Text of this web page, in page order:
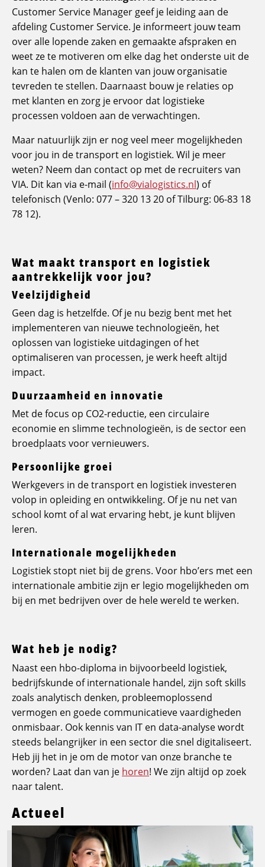
Customer Service Manager geef je leiding aan de
afdeling Customer Service. Je informeert jouw team
over alle lopende zaken en gemaakte afspraken en
weet ze te motiveren om elke dag het onderste uit de
kan te halen om de klanten van jouw organisatie
tevreden te stellen. Daarnaast bouw je relaties op
met klanten en zorg je ervoor dat logistieke
processen voldoen aan de verwachtingen.
Maar natuurlijk zijn er nog veel meer mogelijkheden
voor jou in de transport en logistiek. Wil je meer
weten? Neem dan contact op met de recruiters van
VIA. Dit kan via e-mail (info@vialogistics.nl) of
telefonisch (Venlo: 077 – 320 13 20 of Tilburg: 06-83 18
78 12).
Wat maakt transport en logistiek
aantrekkelijk voor jou?
Veelzijdigheid
Geen dag is hetzelfde. Of je nu bezig bent met het
implementeren van nieuwe technologieën, het
oplossen van logistieke uitdagingen of het
optimaliseren van processen, je werk heeft altijd
impact.
Duurzaamheid en innovatie
Met de focus op CO2-reductie, een circulaire
economie en slimme technologieën, is de sector een
broedplaats voor vernieuwers.
Persoonlijke groei
Werkgevers in de transport en logistiek investeren
volop in opleiding en ontwikkeling. Of je nu net van
school komt of al wat ervaring hebt, je kunt blijven
leren.
Internationale mogelijkheden
Logistiek stopt niet bij de grens. Voor hbo’ers met een
internationale ambitie zijn er legio mogelijkheden om
bij en met bedrijven over de hele wereld te werken.
Wat heb je nodig?
Naast een hbo-diploma in bijvoorbeeld logistiek,
bedrijfskunde of internationale handel, zijn soft skills
zoals analytisch denken, probleemoplossend
vermogen en goede communicatieve vaardigheden
onmisbaar. Ook kennis van IT en data-analyse wordt
steeds belangrijker in een sector die snel digitaliseert.
Heb jij het in je om de motor van onze branche te
worden? Laat dan van je horen! We zijn altijd op zoek
naar talent.
Actueel
Lees